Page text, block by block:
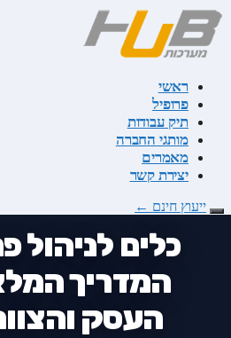
דלג
לתוכן
ראשי
פרופיל
תיק עבודות
מותגי החברה
מאמרים
יצירת קשר
ייעוץ חינם ←
כלים לניהול
המדריך
העסק